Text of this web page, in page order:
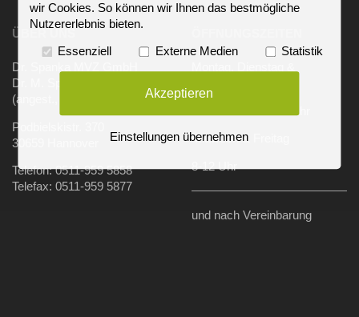
ÜBER UNS
Dr. Spanka MVZ GmbH
Dr. M. Spanka Hautfacharzt
(angest., Ltd.)
Podbielskistr. 370
30659 Hannover
Telefon: 0511-959 5858
Telefax: 0511-959 5877
8-12 Uhr & 15-17 Uhr
Mittwoch & Freitag
8-12 Uhr
und nach Vereinbarung
wir Cookies. So können wir Ihnen das bestmögliche
Nutzererlebnis bieten.
Essenziell Externe Medien Statistik
Akzeptieren
Einstellungen übernehmen